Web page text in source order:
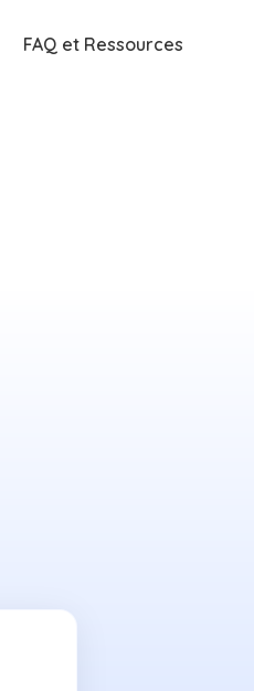
FAQ et Ressources